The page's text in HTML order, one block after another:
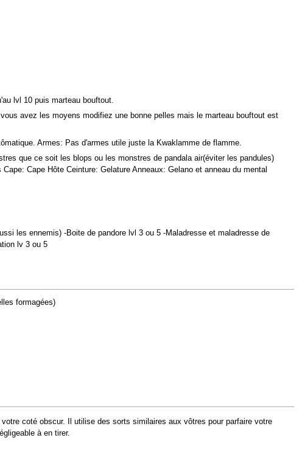
lvl 10 puis marteau bouftout.
avez les moyens modifiez une bonne pelles mais le marteau bouftout est
Armes: Pas d'armes utile juste la Kwaklamme de flamme.
que ce soit les blops ou les monstres de pandala air(éviter les pandules)
Cape Hôte Ceinture: Gelature Anneaux: Gelano et anneau du mental
les ennemis) -Boite de pandore lvl 3 ou 5 -Maladresse et maladresse de
lv 3 ou 5
formagées)
coté obscur. Il utilise des sorts similaires aux vôtres pour parfaire votre
à en tirer.